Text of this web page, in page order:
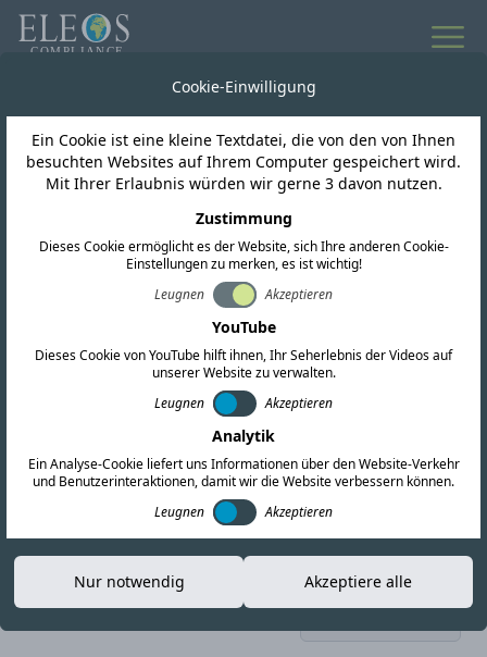
ESG-Auswirkungen
Räder in Bewegung
setzen: Eleos geht
Partnerschaft mit Re-
Cycle ein
Cookie-Einwilligung
Ein Cookie ist eine kleine Textdatei, die von den von Ihnen
besuchten Websites auf Ihrem Computer gespeichert wird.
Mit Ihrer Erlaubnis würden wir gerne 3 davon nutzen.
Zustimmung
Dieses Cookie ermöglicht es der Website, sich Ihre anderen Cookie-
Einstellungen zu merken, es ist wichtig!
Leugnen
Akzeptieren
YouTube
Dieses Cookie von YouTube hilft ihnen, Ihr Seherlebnis der Videos auf
unserer Website zu verwalten.
Leugnen
Akzeptieren
Analytik
Ein Analyse-Cookie liefert uns Informationen über den Website-Verkehr
und Benutzerinteraktionen, damit wir die Website verbessern können.
Leugnen
Akzeptieren
Nur notwendig Akzeptiere alle